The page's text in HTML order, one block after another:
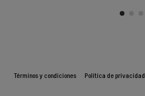
Términos y condiciones Política de privacidad